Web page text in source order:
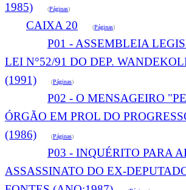
1985) (Páginas)
CAIXA 20 (Páginas)
P01 - ASSEMBLEIA
LEI N°52/91 DO DEP.
(1991) (Páginas)
P02 - O MENSAGEIRO
ÓRGÃO EM PROL DO
(1986) (Páginas)
P03 - INQUÉRITO PARA
ASSASSINATO DO EX-